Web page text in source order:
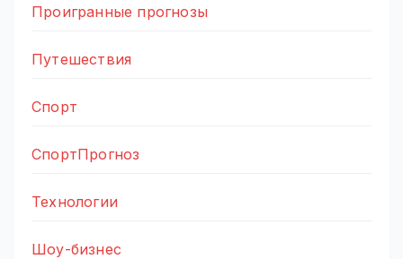
Проигранные прогнозы
Путешествия
Спорт
СпортПрогноз
Технологии
Шоу-бизнес